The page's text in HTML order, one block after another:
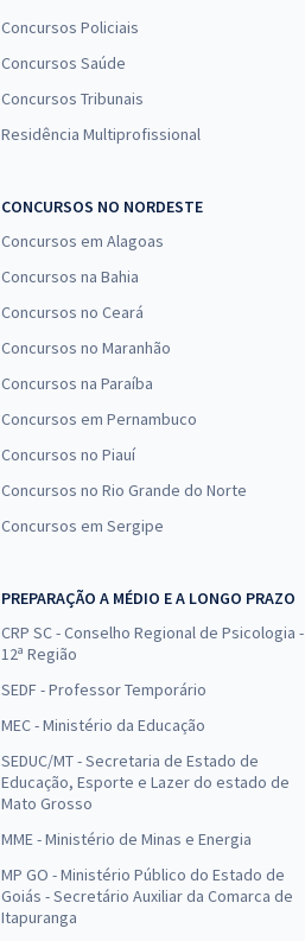
Concursos Policiais
Concursos Saúde
Concursos Tribunais
Residência Multiprofissional
CONCURSOS NO NORDESTE
Concursos em Alagoas
Concursos na Bahia
Concursos no Ceará
Concursos no Maranhão
Concursos na Paraíba
Concursos em Pernambuco
Concursos no Piauí
Concursos no Rio Grande do Norte
Concursos em Sergipe
PREPARAÇÃO A MÉDIO E A LONGO PRAZO
CRP SC - Conselho Regional de Psicologia -
12ª Região
SEDF - Professor Temporário
MEC - Ministério da Educação
SEDUC/MT - Secretaria de Estado de
Educação, Esporte e Lazer do estado de
Mato Grosso
MME - Ministério de Minas e Energia
MP GO - Ministério Público do Estado de
Goiás - Secretário Auxiliar da Comarca de
Itapuranga